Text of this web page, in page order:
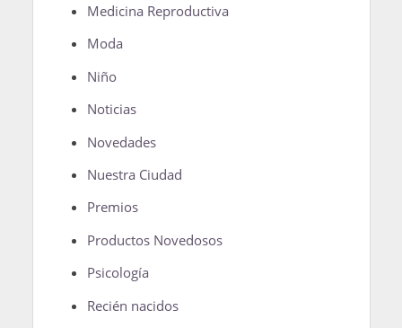
Medicina Reproductiva
Moda
Niño
Noticias
Novedades
Nuestra Ciudad
Premios
Productos Novedosos
Psicología
Recién nacidos